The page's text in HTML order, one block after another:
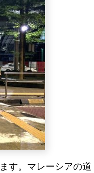
す。マレーシアの道